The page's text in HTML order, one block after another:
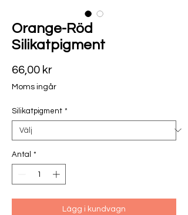
Orange-Röd
Silikatpigment
66,00 krPris
Moms ingår
Silikatpigment *
Antal *
Lägg i kundvagn